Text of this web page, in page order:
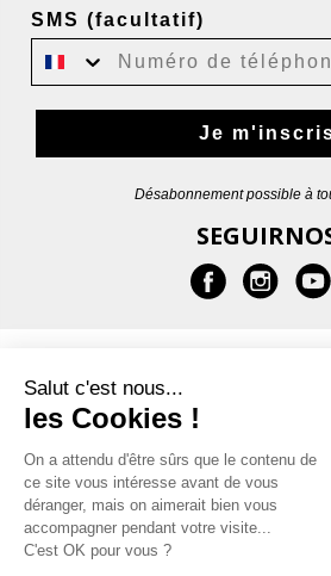
SMS (facultatif)
Je
Désabonnement possible à
AYUDA
CONTACTOS
Salut c'est nous...
les Cookies !
On a attendu d'être sûrs que le contenu de
ce site vous intéresse avant de vous
déranger, mais on aimerait bien vous
accompagner pendant votre visite...
C'est OK pour vous ?